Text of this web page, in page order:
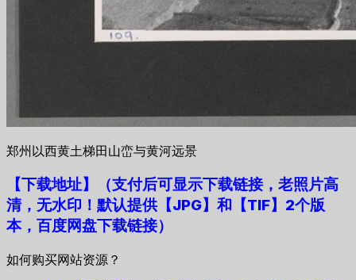
郑州以西黄土梯田山峦与黄河远景
【下载地址】
（支付后可显示下载链接，老照片高
清，无水印！默认提供【JPG】和【TIF】2个版
本，百度网盘下载链接）
如何购买网站资源？